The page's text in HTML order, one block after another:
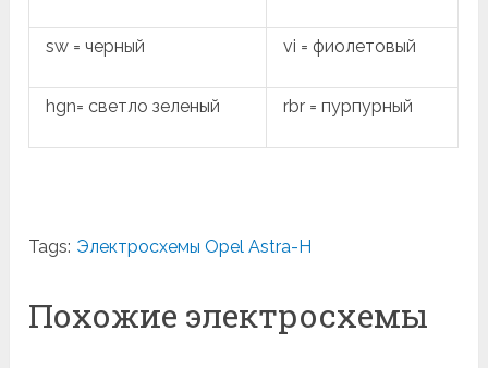
sw = черный vi = фиолетовый
hgn= светло зеленый rbr = пурпурный
Tags: Электросхемы Opel Astra-H
Похожие электросхемы